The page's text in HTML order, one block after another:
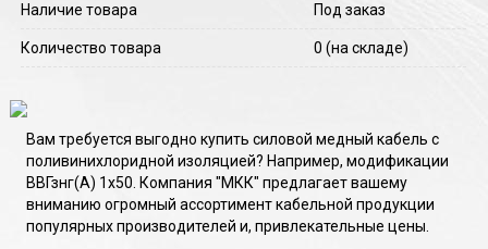
Наличие товара Под заказ
Количество товара 0(на складе)
Вам требуется выгодно купить силовой медный кабель с
поливинихлоридной изоляцией? Например, модификации
ВВГзнг(A) 1х50. Компания "МКК" предлагает вашему
вниманию огромный ассортимент кабельной продукции
популярных производителей и, привлекательные цены.